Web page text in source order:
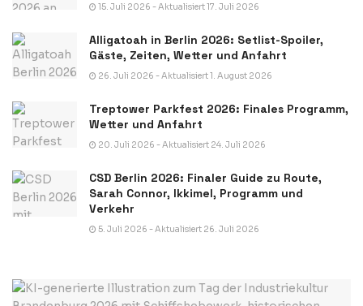
15. Juli 2026 - Aktualisiert 17. Juli 2026
Alligatoah in Berlin 2026: Setlist-Spoiler,
Gäste, Zeiten, Wetter und Anfahrt
26. Juli 2026 - Aktualisiert 1. August 2026
Treptower Parkfest 2026: Finales Programm,
Wetter und Anfahrt
20. Juli 2026 - Aktualisiert 24. Juli 2026
CSD Berlin 2026: Finaler Guide zu Route,
Sarah Connor, Ikkimel, Programm und
Verkehr
5. Juli 2026 - Aktualisiert 26. Juli 2026